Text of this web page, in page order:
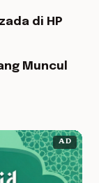
di HP
Muncul
AD